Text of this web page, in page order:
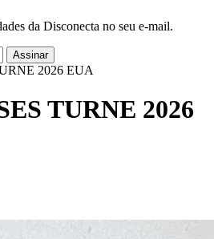
da Disconecta no seu e-mail.
Assinar
2026 EUA
TURNE 2026